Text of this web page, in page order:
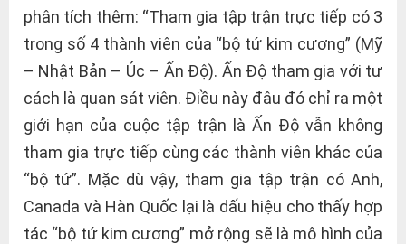
phân tích thêm: “Tham gia tập trận trực tiếp có 3
trong số 4 thành viên của “bộ tứ kim cương” (Mỹ
– Nhật Bản – Úc – Ấn Độ). Ấn Độ tham gia với tư
cách là quan sát viên. Điều này đâu đó chỉ ra một
giới hạn của cuộc tập trận là Ấn Độ vẫn không
tham gia trực tiếp cùng các thành viên khác của
“bộ tứ”. Mặc dù vậy, tham gia tập trận có Anh,
Canada và Hàn Quốc lại là dấu hiệu cho thấy hợp
tác “bộ tứ kim cương” mở rộng sẽ là mô hình của